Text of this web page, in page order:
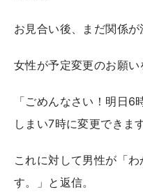
お見合い後、まだ関係が
女性が予定変更のお願い
「ごめんなさい！明日
しまい7時に変更できま
これに対して男性が「
す。」と返信。